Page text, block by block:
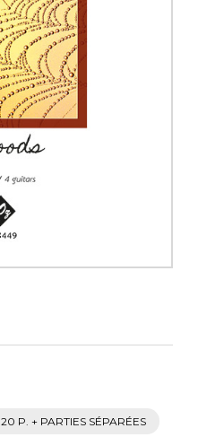
20 P. + PARTIES SÉPARÉES